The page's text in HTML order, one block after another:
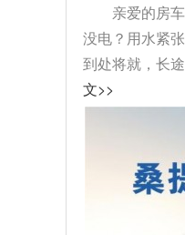
亲爱的房
没电？用水紧
到处将就，长
文>>